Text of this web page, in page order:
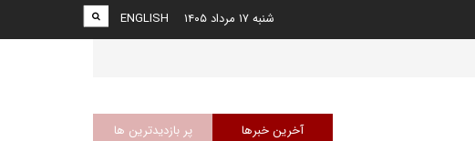
ENGLISH شنبه ۱۷ مرداد ۱۴۰۵
آخرین خبرها پر بازدیدترین ها